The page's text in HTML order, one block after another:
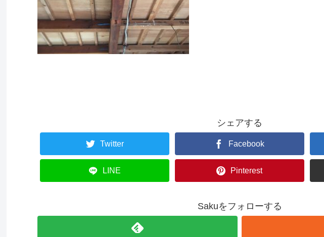
シェアする
Twitter Facebook
LINE Pinterest
Sakuをフォローする